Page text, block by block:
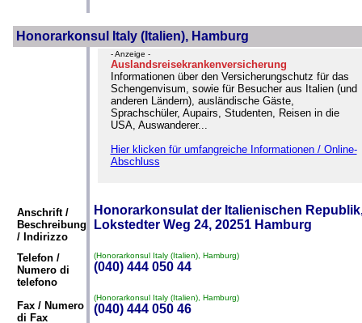
Honorarkonsul Italy (Italien), Hamburg
- Anzeige -
Auslandsreisekrankenversicherung
Informationen über den Versicherungschutz für das
Schengenvisum, sowie für Besucher aus Italien (und
anderen Ländern), ausländische Gäste,
Sprachschüler, Aupairs, Studenten, Reisen in die
USA, Auswanderer...
Hier klicken für umfangreiche Informationen / Online-
Abschluss
Anschrift /
Beschreibung
/ Indirizzo
Honorarkonsulat der Italienischen
Lokstedter Weg 24, 20251 Hamburg
Telefon /
Numero di
telefono
(Honorarkonsul Italy (Italien), Hamburg)
(040) 444 050 44
Fax / Numero
di Fax
(Honorarkonsul Italy (Italien), Hamburg)
(040) 444 050 46